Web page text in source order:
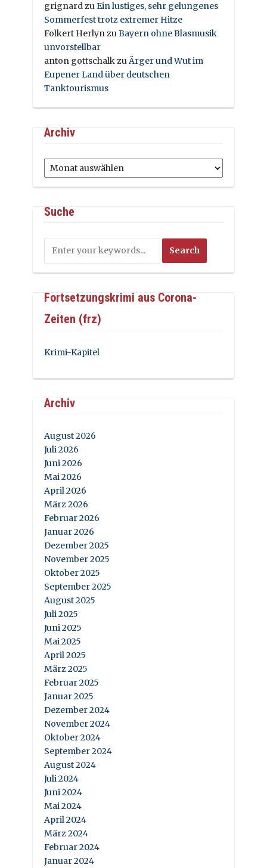
grignardzuEin lustiges, sehr gelungenes
Sommerfest trotz extremer Hitze
Folkert HerlynzuBayern ohne Blasmusik
unvorstellbar
anton gottschalkzuÄrger und Wut im
Eupener Land über deutschen
Tanktourismus
Archiv
Archiv
Suche
Fortsetzungskrimi aus Corona-
Zeiten (frz)
Krimi-Kapitel
Archiv
August 2026
Juli 2026
Juni 2026
Mai 2026
April 2026
März 2026
Februar 2026
Januar 2026
Dezember 2025
November 2025
Oktober 2025
September 2025
August 2025
Juli 2025
Juni 2025
Mai 2025
April 2025
März 2025
Februar 2025
Januar 2025
Dezember 2024
November 2024
Oktober 2024
September 2024
August 2024
Juli 2024
Juni 2024
Mai 2024
April 2024
März 2024
Februar 2024
Januar 2024